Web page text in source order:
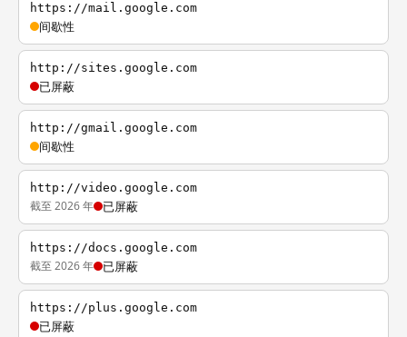
https://mail.google.com
间歇性
http://sites.google.com
已屏蔽
http://gmail.google.com
间歇性
http://video.google.com
截至 2026 年 已屏蔽
https://docs.google.com
截至 2026 年 已屏蔽
https://plus.google.com
已屏蔽